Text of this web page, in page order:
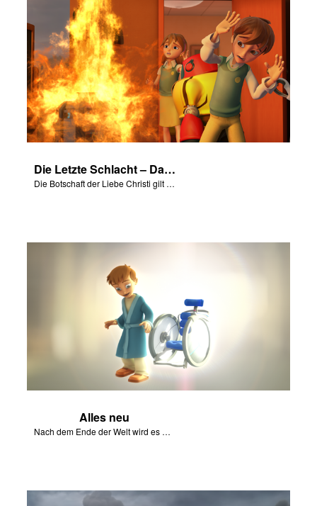
Die Letzte Schlacht – Das Erlösungsgedicht
Die Botschaft der Liebe Christi gilt jedem von uns.
Alles neu
Nach dem Ende der Welt wird es weder Tod noch Leid mehr geben.